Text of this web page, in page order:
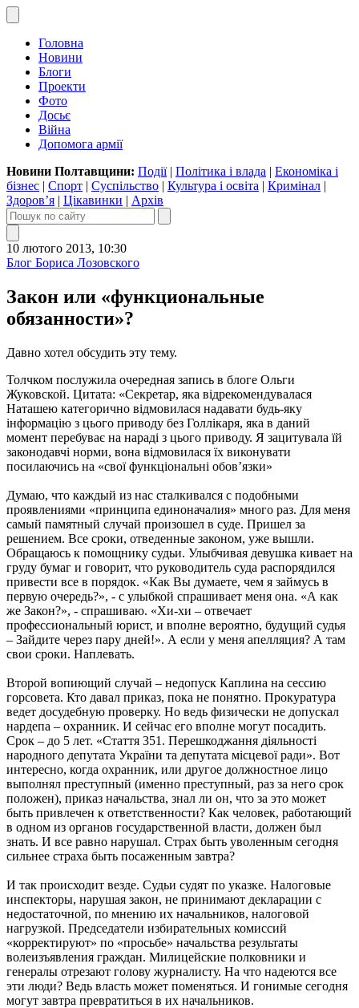
Головна
Новини
Блоги
Проекти
Фото
Досьє
Війна
Допомога армії
Новини Полтавщини: Події| Політика і влада | Економіка і
бізнес | Спорт | Суспільство | Культура і освіта | Кримінал |
Здоров’я | Цікавинки | Архів
10 лютого 2013, 10:30
Блог Бориса Лозовского
Закон или «функциональные
обязанности»?
Давно хотел обсудить эту тему.
Толчком послужила очередная запись в блоге Ольги
Жуковской. Цитата: «Секретар, яка відрекомендувалася
Наташею категорично відмовилася надавати будь-яку
інформацію з цього приводу без Голлікаря, яка в даний
момент перебуває на нараді з цього приводу. Я зацитувала їй
законодавчі норми, вона відмовилася їх виконувати
посилаючись на «свої функціональні обов’язки»
Думаю, что каждый из нас сталкивался с подобными
проявлениями «принципа единоначалия» много раз. Для меня
самый памятный случай произошел в суде. Пришел за
решением. Все сроки, отведенные законом, уже вышли.
Обращаюсь к помощнику судьи. Улыбчивая девушка кивает на
груду бумаг и говорит, что руководитель суда распорядился
привести все в порядок. «Как Вы думаете, чем я займусь в
первую очередь?», - с улыбкой спрашивает меня она. «А как
же Закон?», - спрашиваю. «Хи-хи – отвечает
профессиональный юрист, и вполне вероятно, будущий судья
– Зайдите через пару дней!». А если у меня апелляция? А там
свои сроки. Наплевать.
Второй вопиющий случай – недопуск Каплина на сессию
горсовета. Кто давал приказ, пока не понятно. Прокуратура
ведет досудебную проверку. Но ведь физически не допускал
нардепа – охранник. И сейчас его вполне могут посадить.
Срок – до 5 лет. «Стаття 351. Перешкоджання діяльності
народного депутата України та депутата місцевої ради». Вот
интересно, когда охранник, или другое должностное лицо
выполнял преступный (именно преступный, раз за него срок
положен), приказ начальства, знал ли он, что за это может
быть привлечен к ответственности? Как человек, работающий
в одном из органов государственной власти, должен был
знать. И все равно нарушал. Страх быть уволенным сегодня
сильнее страха быть посаженным завтра?
И так происходит везде. Судьи судят по указке. Налоговые
инспекторы, нарушая закон, не принимают декларации с
недостаточной, по мнению их начальников, налоговой
нагрузкой. Председатели избирательных комиссий
«корректируют» по «просьбе» начальства результаты
волеизъявления граждан. Милицейские полковники и
генералы отрезают голову журналисту. На что надеются все
эти люди? Ведь власть может поменяться. И гонимые сегодня
могут завтра превратиться в их начальников.